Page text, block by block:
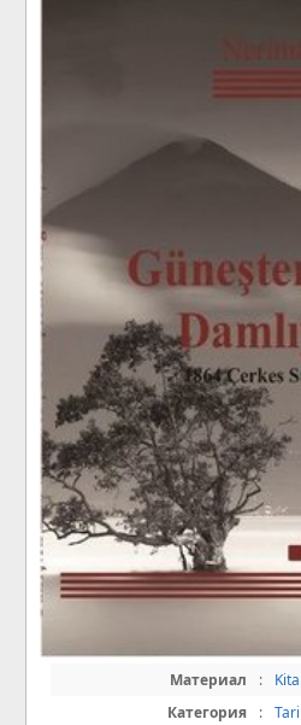
Материал :
Категория
: